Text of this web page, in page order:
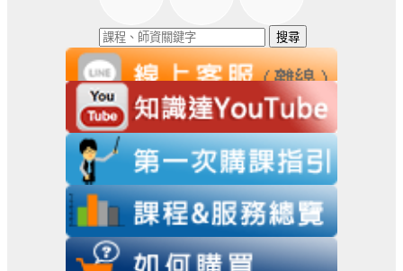
搜尋